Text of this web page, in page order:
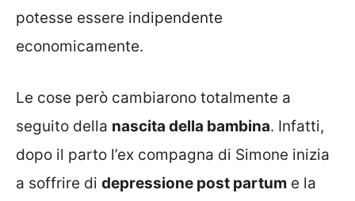
potesse essere indipendente
economicamente.
Le cose però cambiarono totalmente a
seguito della nascita della bambina. Infatti,
dopo il parto l’ex compagna di Simone inizia
a soffrire di depressione post partum e la